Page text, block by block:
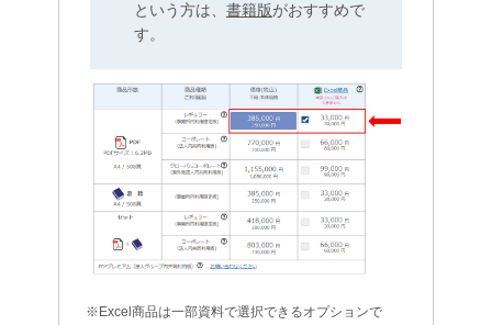
という方は、 書籍版がおすすめで
す。
※Excel商品は一部資料で選択できるオプションで